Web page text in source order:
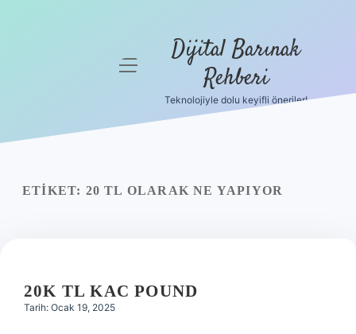
menüyü
Dijital Barınak
Rehberi
Teknolojiyle dolu keyifli öneriler!
ETIKET: 20 TL OLARAK NE YAPIYOR
20K TL KAC POUND
Tarih: Ocak 19, 2025